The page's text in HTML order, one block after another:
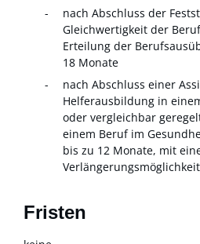
nach Abschluss der
Gleichwertigkeit der
Erteilung der
18 Monate
nach Abschluss einer
Helferausbildung in
oder vergleichbar
einem Beruf im
bis zu 12 Monate, mit
Fristen